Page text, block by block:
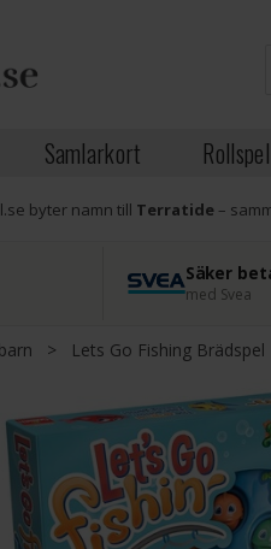
Samlarkort Rollspel
byter namn till Terratide–
Säker
med Svea
> Lets Go Fishing Brädspel